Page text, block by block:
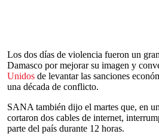
Los dos días de violencia fueron un
Damasco por mejorar su imagen y
Unidos de levantar las sanciones
una década de conflicto.
SANA también dijo el martes que, en
cortaron dos cables de internet,
parte del país durante 12 horas.